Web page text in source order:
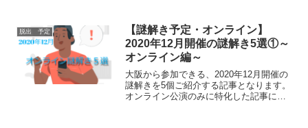
されない公演には注意ください！
脱出 予定
【謎解き予定・オンライン】
2020年12月開催の謎解き5選①～
オンライン編～
大阪から参加できる、2020年12月開催の
謎解きを5個ご紹介する記事となります。
オンライン公演のみに特化した記事にな